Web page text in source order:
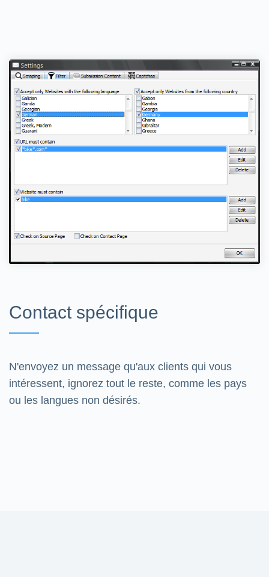
Contact spécifique
N'envoyez un message qu'aux clients qui vous
intéressent, ignorez tout le reste, comme les pays
ou les langues non désirés.